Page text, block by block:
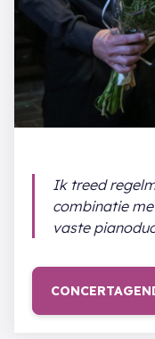
Ik treed
combinatie
vaste